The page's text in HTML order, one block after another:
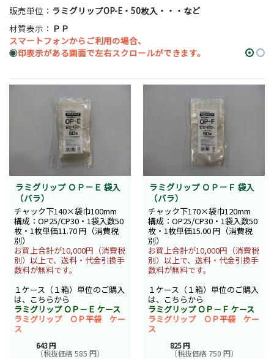
販売単位： ラミグリップOP-E・50枚入・・・など
材質表示： ＰＰ
スマートフォンからご利用の場合、
◉印表示がある画面で左右スクロールができます。
ラミグリップ ＯＰ－Ｅ 袋入
（バラ）
チャック下140×袋巾100mm
構成：OP25/CP30・1袋入数50
枚・1枚単価11.70 円（消費税
別）
お買上合計が10,000円（消費税
別）以上で、送料・代金引換手
数料が無料です。
１ケース（１箱）単位のご購入
は、こちらから
ラミグリップ ＯＰ－Ｅ ケース
ラミグリップ ＯＰ平袋 ケー
ス
643 円
（税抜価格 585 円）
ラミグリップ ＯＰ－Ｆ 袋入
（バラ）
チャック下170×袋巾120mm
構成：OP25/CP30・1袋入数50
枚・1枚単価15.00 円（消費税
別）
お買上合計が10,000円（消費税
別）以上で、送料・代金引換手
数料が無料です。
１ケース（１箱）単位のご購入
は、こちらから
ラミグリップ ＯＰ－Ｆ ケース
ラミグリップ ＯＰ平袋 ケー
ス
825 円
（税抜価格 750 円）